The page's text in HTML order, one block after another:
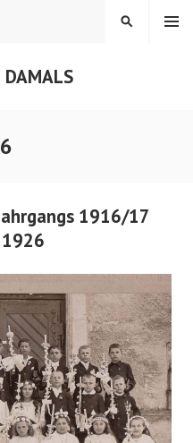
DAMALS
MENÜ
SUCHEN
1916/17